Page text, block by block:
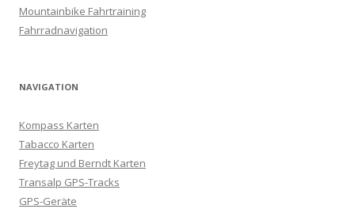
Mountainbike Fahrtraining
Fahrradnavigation
NAVIGATION
Kompass Karten
Tabacco Karten
Freytag und Berndt Karten
Transalp GPS-Tracks
GPS-Geräte